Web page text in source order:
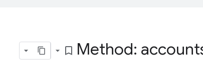
Method:
bookmark_border